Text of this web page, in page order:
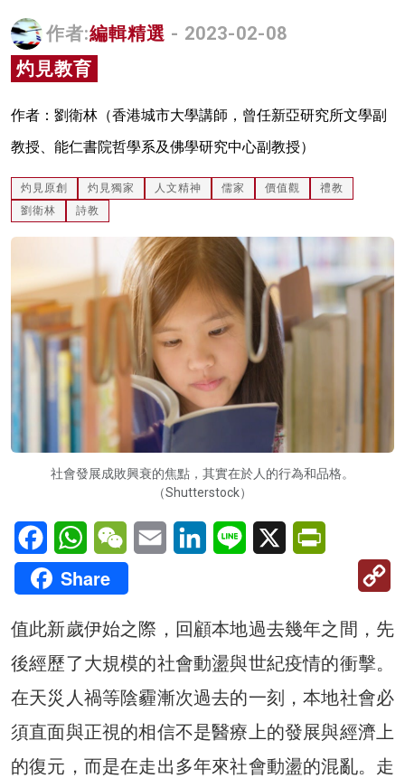
關於我們
作者:編輯精選 - 2023-02-08
灼見教育
作者：劉衛林（香港城市大學講師，曾任新亞研究所文學副
教授、能仁書院哲學系及佛學研究中心副教授）
灼見原創 灼見獨家 人文精神 儒家 價值觀
禮教
劉衛林
詩教
社會發展成敗興衰的焦點，其實在於人的行為和品格。
（Shutterstock）
FacebookWhatsAppWeChatEmail LinkedInLine X
Share
值此新歲伊始之際，回顧本地過去幾年之間，先
後經歷了大規模的社會動盪與世紀疫情的衝擊。
在天災人禍等陰霾漸次過去的一刻，本地社會必
須直面與正視的相信不是醫療上的發展與經濟上
的復元，而是在走出多年來社會動盪的混亂。走